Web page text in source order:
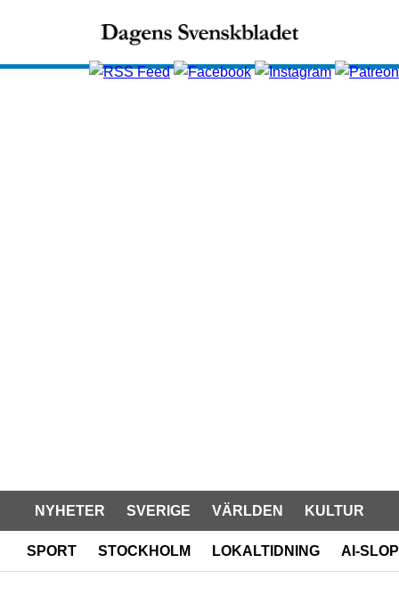
NYHETER SVERIGE VÄRLDEN KULTUR
SPORT STOCKHOLM LOKALTIDNING AI-SLOP